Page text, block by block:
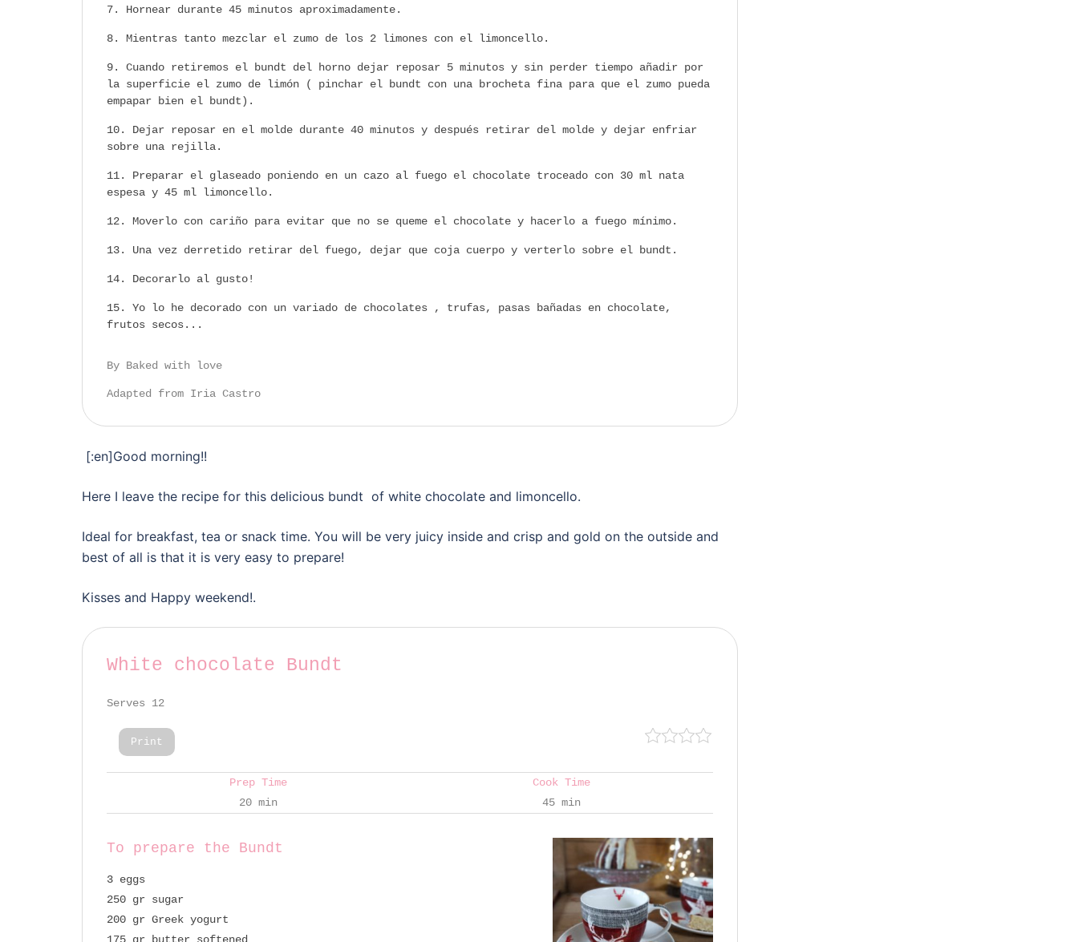
Hornear durante 45 minutos aproximadamente.
Mientras tanto mezclar el zumo de los 2 limones con el limoncello.
Cuando retiremos el bundt del horno dejar reposar 5 minutos y sin perder tiempo añadir por
la superficie el zumo de limón ( pinchar el bundt con una brocheta fina para que el zumo pueda
empapar bien el bundt).
Dejar reposar en el molde durante 40 minutos y después retirar del molde y dejar enfriar
sobre una rejilla.
Preparar el glaseado poniendo en un cazo al fuego el chocolate troceado con 30 ml nata
espesa y 45 ml limoncello.
Moverlo con cariño para evitar que no se queme el chocolate y hacerlo a fuego mínimo.
Una vez derretido retirar del fuego, dejar que coja cuerpo y verterlo sobre el bundt.
Decorarlo al gusto!
Yo lo he decorado con un variado de chocolates , trufas, pasas bañadas en chocolate,
frutos secos...
By Baked with love
Adapted from Iria Castro
[:en]Good morning!!
Here I leave the recipe for this delicious bundt of white chocolate and limoncello.
Ideal for breakfast, tea or snack time. You will be very juicy inside and crisp and gold on the outside and
best of all is that it is very easy to prepare!
Kisses and Happy weekend!.
White chocolate Bundt
Serves 12
Print
Prep Time
20 min
Cook Time
45 min
To prepare the Bundt
3 eggs
250 gr sugar
200 gr Greek yogurt